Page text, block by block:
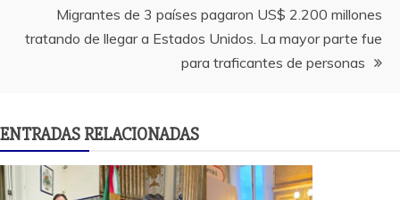
entradasMigrantes de 3 países pagaron US$ 2.200 millones
tratando de llegar a Estados Unidos. La mayor parte fue
para traficantes de personas
ENTRADAS RELACIONADAS